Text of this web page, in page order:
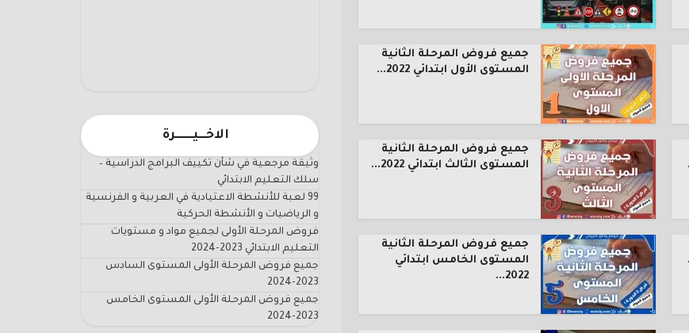
الاخـــيـــــــرة
وثيقة مرجعية في شأن تكييف البرامج الدراسية –
سلك التعليم الابتدائي
99 لعبة للأنشطة الاعتيادية في العربية و الفرنسية
و الرياضيات و الأنشطة الحركية
فروض المرحلة الأولى لجميع مواد و مستويات
التعليم الابتدائي 2023-2024
جميع فروض المرحلة الأولى المستوى السادس
2023-2024
جميع فروض المرحلة الأولى المستوى الخامس
2023-2024
جميع فروض المرحلة الثانية
المستوى الأول ابتدائي 2022...
جميع فروض المرحلة الثانية
المستوى الثالث ابتدائي 2022...
جميع فروض المرحلة الثانية
المستوى الخامس ابتدائي
2022...